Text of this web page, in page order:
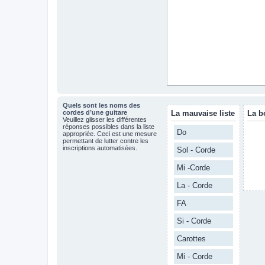
Quels sont les noms des
cordes d’une guitare
Veuillez glisser les différentes
réponses possibles dans la liste
appropriée. Ceci est une mesure
permettant de lutter contre les
inscriptions automatisées.
La mauvaise liste
Do
Sol - Corde
Mi -Corde
La - Corde
FA
Si - Corde
Carottes
Mi - Corde
La